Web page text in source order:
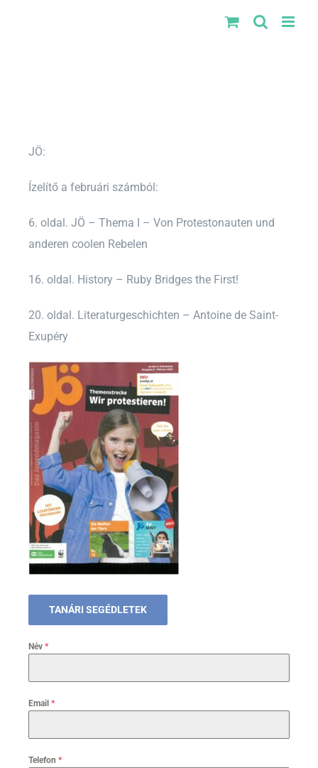
JÖ:
Ízelítő a februári számból:
6. oldal. JÖ – Thema I – Von Protestonauten und
anderen coolen Rebelen
16. oldal. History – Ruby Bridges the First!
20. oldal. Literaturgeschichten – Antoine de Saint-
Exupéry
TANÁRI SEGÉDLETEK
Név *
Email *
Telefon *